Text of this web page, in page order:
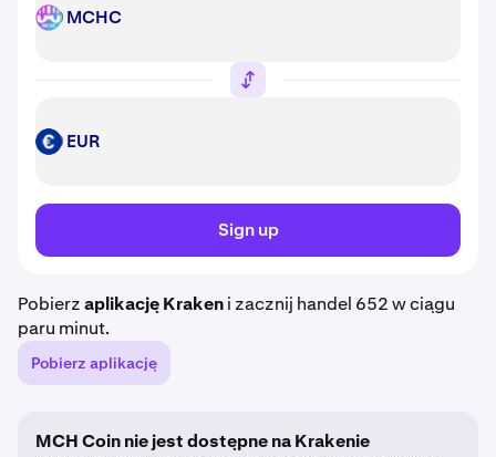
MCHC MCHC
EUR EUR
Sign up
Pobierzaplikację Krakeni zacznij handel 652 w ciągu
paru minut.
Pobierz aplikację
MCH Coin nie jest dostępne na Krakenie